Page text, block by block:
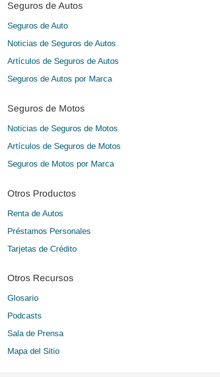
Seguros de Autos
Seguros de Auto
Noticias de Seguros de Autos
Artículos de Seguros de Autos
Seguros de Autos por Marca
Seguros de Motos
Noticias de Seguros de Motos
Artículos de Seguros de Motos
Seguros de Motos por Marca
Otros Productos
Renta de Autos
Préstamos Personales
Tarjetas de Crédito
Otros Recursos
Glosario
Podcasts
Sala de Prensa
Mapa del Sitio